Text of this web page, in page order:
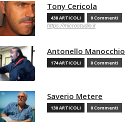
Tony Cericola
438 ARTICOLI 0 Commenti
https://microstudio.it
Antonello Manocchio
174 ARTICOLI 0 Commenti
Saverio Metere
130 ARTICOLI 0 Commenti